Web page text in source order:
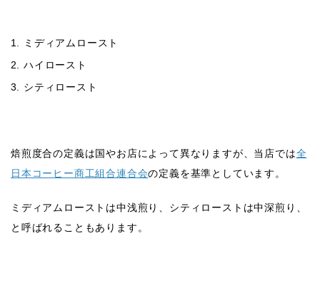
ミディアムロースト
ハイロースト
シティロースト
焙煎度合の定義は国やお店によって異なりますが、当店では全
日本コーヒー商工組合連合会の定義を基準としています。
ミディアムローストは中浅煎り、シティローストは中深煎り、
と呼ばれることもあります。